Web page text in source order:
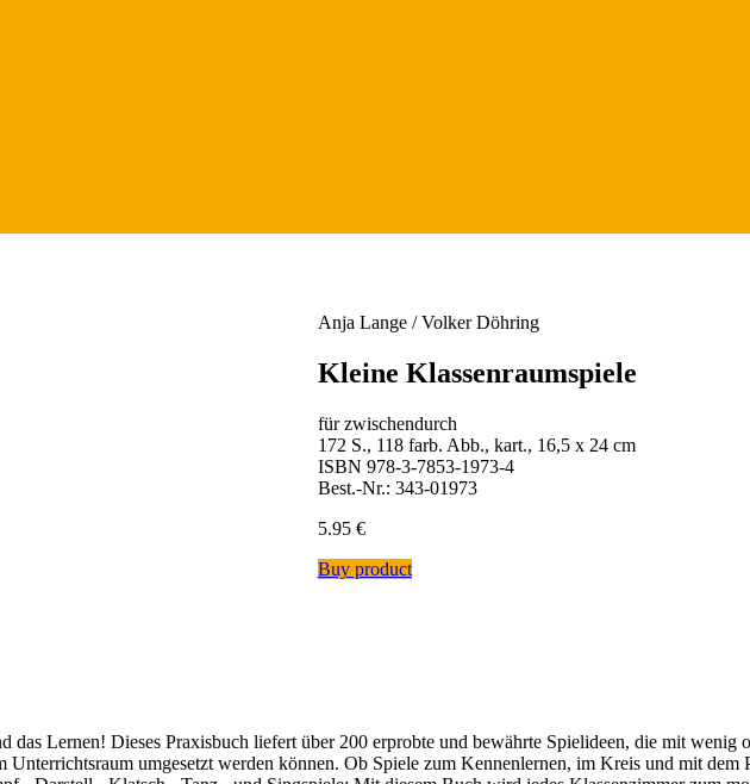
Anja Lange / Volker Döhring
Kleine Klassenraumspiele
für zwischendurch
172 S., 118 farb. Abb., kart., 16,5 x 24 cm
ISBN 978-3-7853-1973-4
Best.-Nr.: 343-01973
5.95 €
Buy product
Lernen! Dieses Praxisbuch liefert über 200 erprobte und bewährte Spielideen, die mit wenig
umgesetzt werden können. Ob Spiele zum Kennenlernen, im Kreis und mit dem